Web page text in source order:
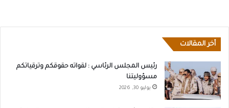
أخر المقالات
رئيس المجلس الرئاسي : لقواته حقوقكم وترقياتكم
مسؤوليتنا
يوليو 30, 2026